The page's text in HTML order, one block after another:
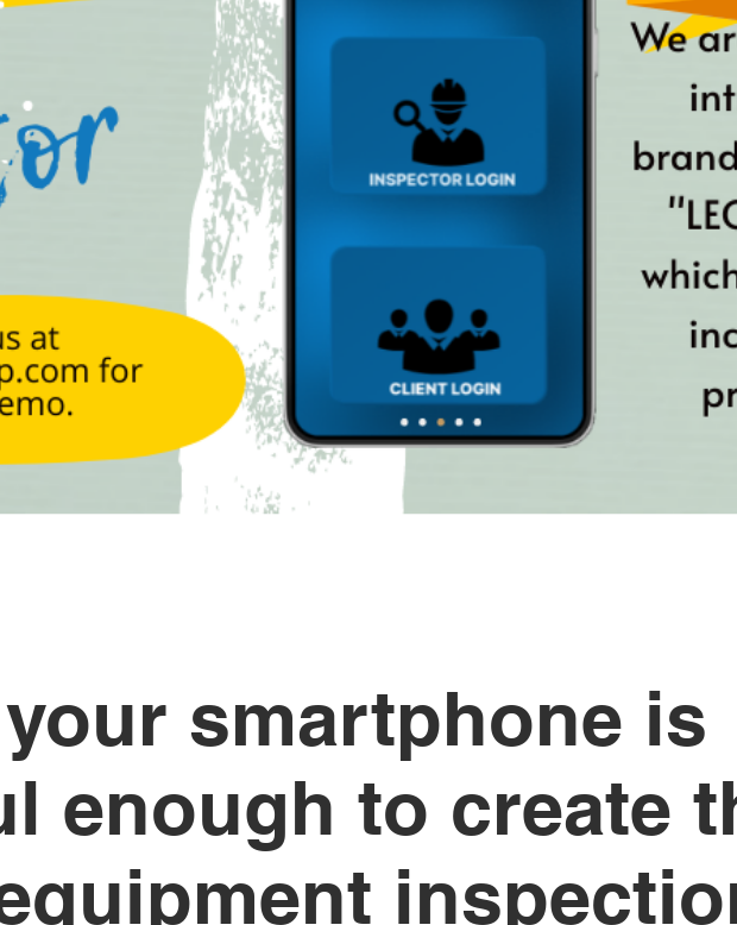
smartphone is
enough to create